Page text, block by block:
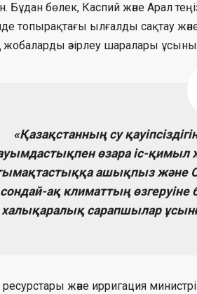
Бұдан бөлек, Каспий және Арал
топырақтағы ылғалды сақтау
жобаларды әзірлеу шаралары
«Қазақстанның су
өзара іс-қимыл
ашықпыз және
сондай-ақ климаттың өзгеруіне
халықаралық сарапшылар
және ирригация